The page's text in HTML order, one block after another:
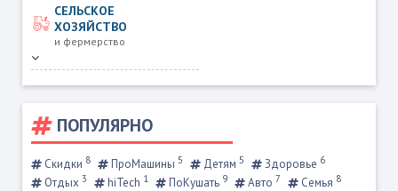
СЕЛЬСКОЕ
ХОЗЯЙСТВО
и фермерство
ПОПУЛЯРНО
Скидки 8 ПроМашины 5 Детям 5 Здоровье 6
Отдых 3 hiTech 1 ПоКушать 9 Авто 7 Семья 8